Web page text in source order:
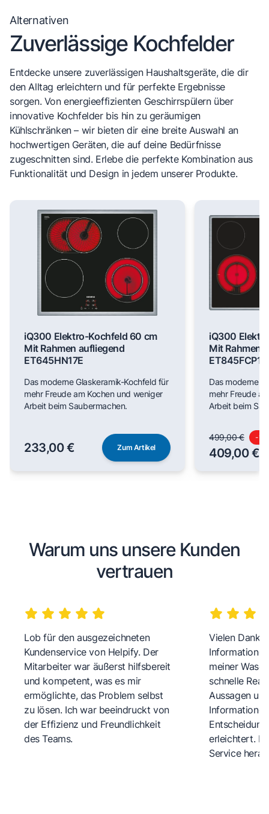
Alternativen
Zuverlässige Kochfelder
Entdecke unsere zuverlässigen Haushaltsgeräte, die dir
den Alltag erleichtern und für perfekte Ergebnisse
sorgen. Von energieeffizienten Geschirrspülern über
innovative Kochfelder bis hin zu geräumigen
Kühlschränken – wir bieten dir eine breite Auswahl an
hochwertigen Geräten, die auf deine Bedürfnisse
zugeschnitten sind. Erlebe die perfekte Kombination aus
Funktionalität und Design in jedem unserer Produkte.
iQ300 Elektro-Kochfeld 60 cm
Mit Rahmen aufliegend
ET645HN17E
Das moderne Glaskeramik-Kochfeld für
mehr Freude am Kochen und weniger
Arbeit beim Saubermachen.
233,00 € Zum Artikel
iQ300
Mit Rahmen
ET845FCP1D
Das moderne
mehr Freude
Arbeit beim
499,00 € -18
409,00 €
Warum uns unsere Kunden
vertrauen
Lob für den ausgezeichneten
Kundenservice von Helpify. Der
Mitarbeiter war äußerst hilfsbereit
und kompetent, was es mir
ermöglichte, das Problem selbst
zu lösen. Ich war beeindruckt von
der Effizienz und Freundlichkeit
des Teams.
Vielen Dank
meiner
schnelle
Aussagen
erleichtert.
Service